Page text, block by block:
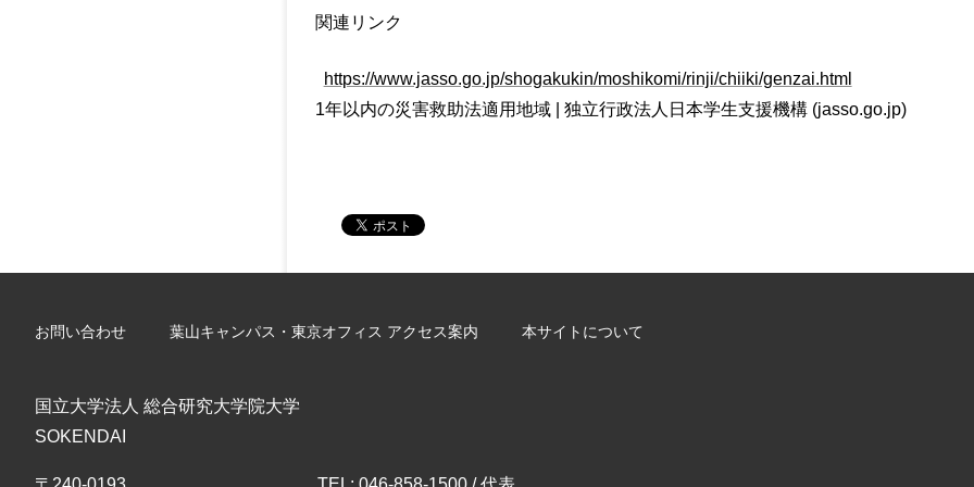
関連リンク
https://www.jasso.go.jp/shogakukin/moshikomi/rinji/chiiki/genzai.html
1年以内の災害救助法適用地域 | 独立行政法人日本学生支援機構 (jasso.go.jp)
お問い合わせ 葉山キャンパス・東京オフィス アクセス案内 本サイトについて
国立大学法人 総合研究大学院大学
SOKENDAI